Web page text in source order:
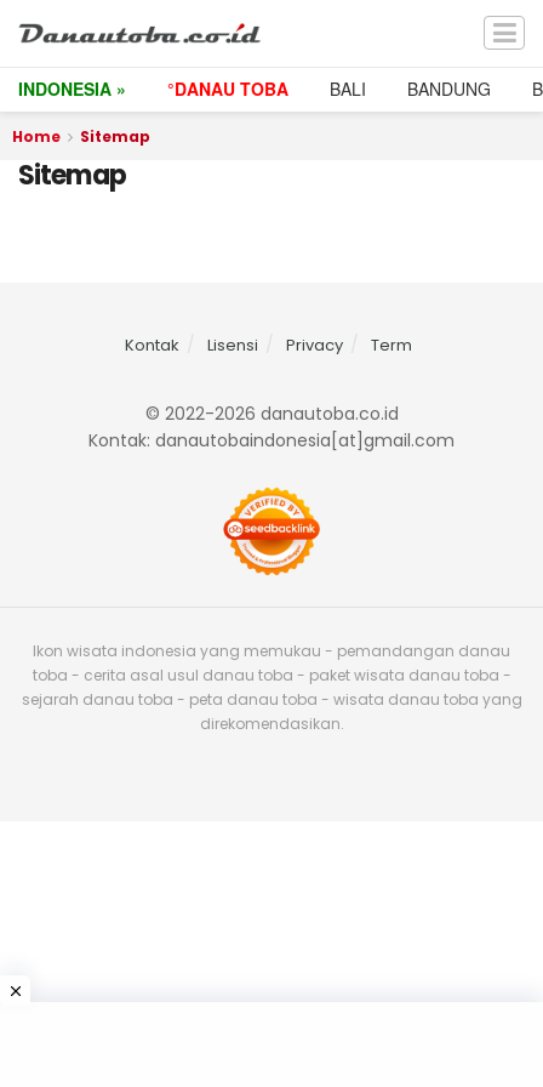
INDONESIA » °DANAU TOBA BALI BANDUNG
Home Sitemap
Sitemap
Kontak Lisensi Privacy Term
© 2022-2026 danautoba.co.id
Kontak: danautobaindonesia[at]gmail.com
Ikon wisata indonesia yang memukau - pemandangan danau
toba - cerita asal usul danau toba - paket wisata danau toba -
sejarah danau toba - peta danau toba - wisata danau toba yang
direkomendasikan.